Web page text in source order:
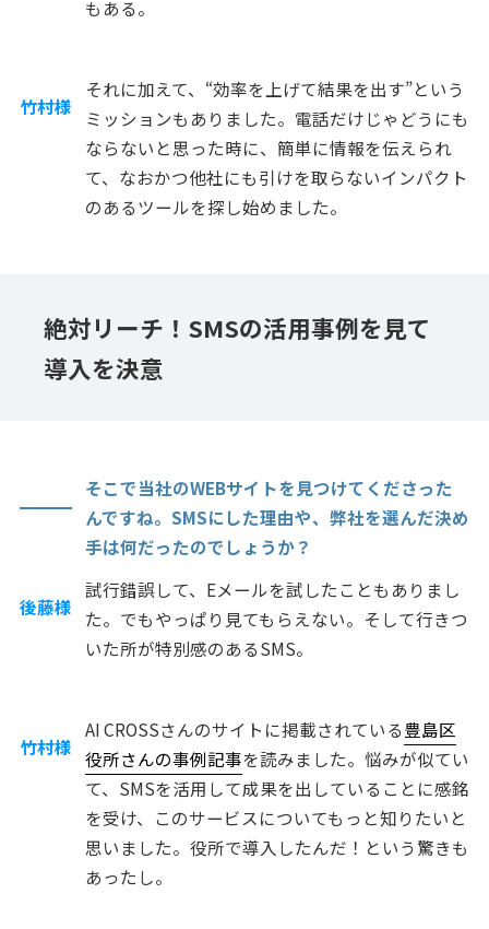
もある。
竹村様
それに加えて、“効率を上げて結果を出す”という
ミッションもありました。電話だけじゃどうにも
ならないと思った時に、簡単に情報を伝えられ
て、なおかつ他社にも引けを取らないインパクト
のあるツールを探し始めました。
絶対リーチ！SMSの活用事例を見て
導入を決意
そこで当社のWEBサイトを見つけてくださった
んですね。SMSにした理由や、弊社を選んだ決め
手は何だったのでしょうか？
後藤様
試行錯誤して、Eメールを試したこともありまし
た。でもやっぱり見てもらえない。そして行きつ
いた所が特別感のあるSMS。
竹村様
AI CROSSさんのサイトに掲載されている豊島区
役所さんの事例記事を読みました。悩みが似てい
て、SMSを活用して成果を出していることに感銘
を受け、このサービスについてもっと知りたいと
思いました。役所で導入したんだ！という驚きも
あったし。